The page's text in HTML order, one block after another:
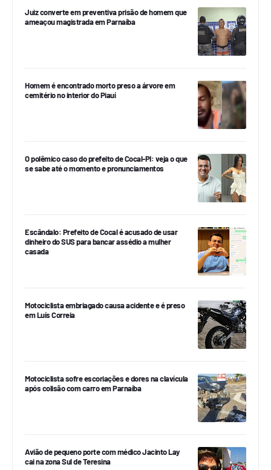
Juiz converte em preventiva prisão de homem que
ameaçou magistrada em Parnaíba
Homem é encontrado morto preso a árvore em
cemitério no interior do Piauí
O polêmico caso do prefeito de Cocal-PI: veja o que
se sabe até o momento e pronunciamentos
Escândalo: Prefeito de Cocal é acusado de usar
dinheiro do SUS para bancar assédio a mulher
casada
Motociclista embriagado causa acidente e é preso
em Luís Correia
Motociclista sofre escoriações e dores na clavícula
após colisão com carro em Parnaíba
Avião de pequeno porte com médico Jacinto Lay
cai na zona Sul de Teresina